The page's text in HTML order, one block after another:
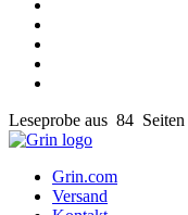
Leseprobe aus 84 Seiten
Grin.com
Versand